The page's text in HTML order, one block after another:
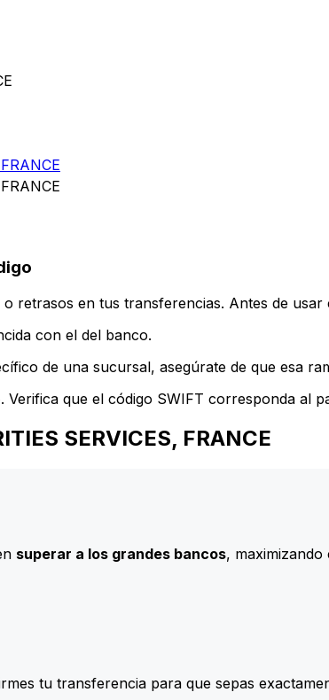
en tus transferencias. Antes de usar
con el del banco.
de una sucursal, asegúrate de que esa
que el código SWIFT corresponda al
SERVICES, FRANCE
superar a los grandes bancos,
tu transferencia para que sepas